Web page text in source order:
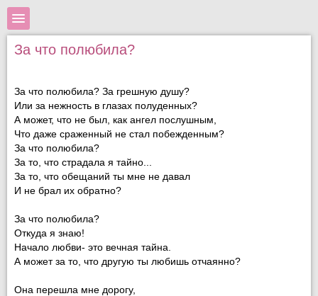
За что полюбила?
За что полюбила? За грешную душу?
Или за нежность в глазах полуденных?
А может, что не был, как ангел послушным,
Что даже сраженный не стал побежденным?
За что полюбила?
За то, что страдала я тайно...
За то, что обещаний ты мне не давал
И не брал их обратно?
За что полюбила?
Откуда я знаю!
Начало любви- это вечная тайна.
А может за то, что другую ты любишь отчаянно?
Она перешла мне дорогу,